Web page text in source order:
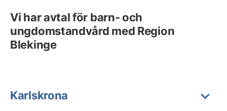
Vi har avtal för barn- och
ungdomstandvård med Region
Blekinge
Karlskrona